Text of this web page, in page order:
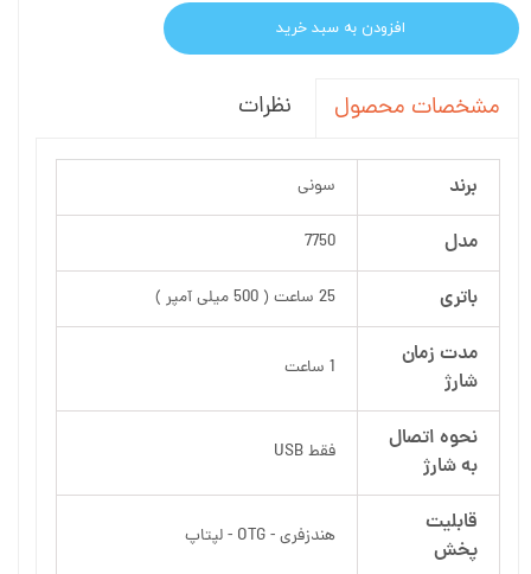
افزودن به سبد خرید
مشخصات محصول نظرات
برند سونی
مدل 7750
باتری 25 ساعت ( 500 میلی آمپر )
مدت زمان
شارژ
1 ساعت
نحوه اتصال
به شارژ
فقط USB
قابلیت
پخش
هندزفری - OTG - لپتاپ